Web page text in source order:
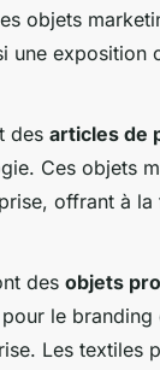
objets
une exposition
des articles de
Ces objets
offrant à
des objets
le
Les textiles